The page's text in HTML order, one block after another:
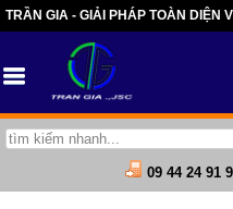
TRẦN GIA - GIẢI PHÁP TOÀN DIỆN
09 44 24 91